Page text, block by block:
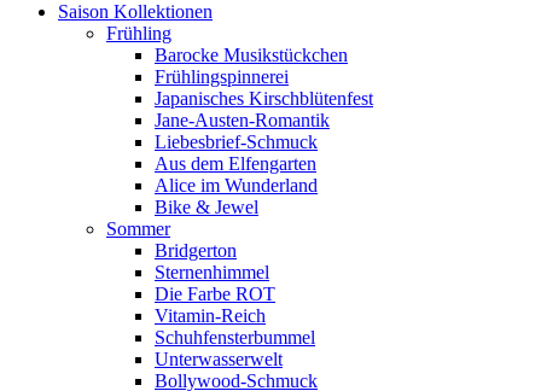
Saison Kollektionen
Frühling
Barocke Musikstückchen
Frühlingspinnerei
Japanisches Kirschblütenfest
Jane-Austen-Romantik
Liebesbrief-Schmuck
Aus dem Elfengarten
Alice im Wunderland
Bike & Jewel
Sommer
Bridgerton
Sternenhimmel
Die Farbe ROT
Vitamin-Reich
Schuhfensterbummel
Unterwasserwelt
Bollywood-Schmuck